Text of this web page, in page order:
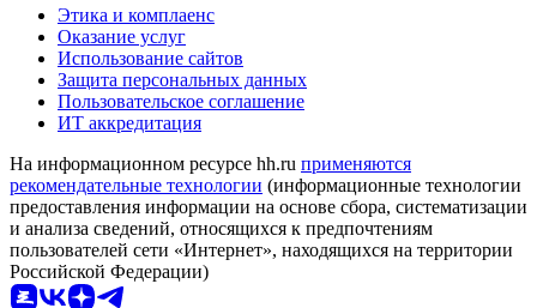
Этика и комплаенс
Оказание услуг
Использование сайтов
Защита персональных данных
Пользовательское соглашение
ИТ аккредитация
На информационном ресурсе hh.ru применяются
рекомендательные технологии (информационные технологии
предоставления информации на основе сбора, систематизации
и анализа сведений, относящихся к предпочтениям
пользователей сети «Интернет», находящихся на территории
Российской Федерации)